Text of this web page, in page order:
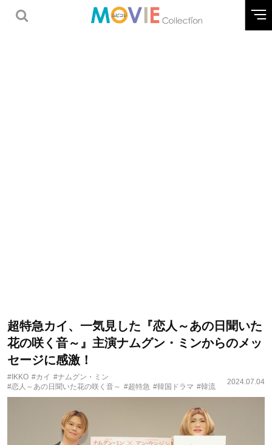
超特急カイ、一気見した『恋人～あの日聞いた
花の咲く音～』主演ナムグン・ミンからのメッ
セージに感激！
#IKKO #カイ #ナムグン・ミン
#恋人～あの日聞いた花の咲く音～ #超特急 #韓国ドラマ #韓流
2024.07.04